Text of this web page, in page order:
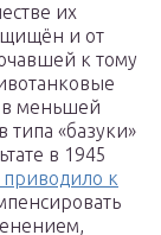
их
и от
к тому
в меньшей
типа «базуки»
в 1945
к